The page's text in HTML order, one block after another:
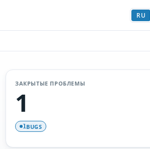
RU
ЗАКРЫТЫЕ ПРОБЛЕМЫ
1
1BUGS